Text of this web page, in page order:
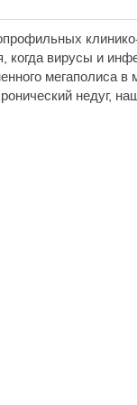
когда вирусы и
мегаполиса
недуг,